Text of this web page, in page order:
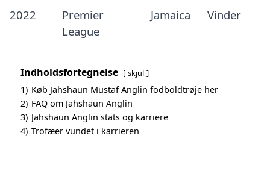
2022
Premier
League
Jamaica Vinder
Indholdsfortegnelse skjul
1) Køb Jahshaun Mustaf Anglin fodboldtrøje her
2) FAQ om Jahshaun Anglin
3) Jahshaun Anglin stats og karriere
4) Trofæer vundet i karrieren